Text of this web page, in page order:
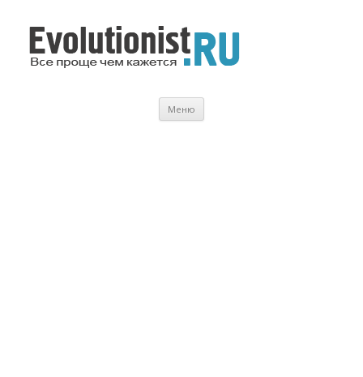
Evolutionist.ru
Все проще чем кажется…
Меню